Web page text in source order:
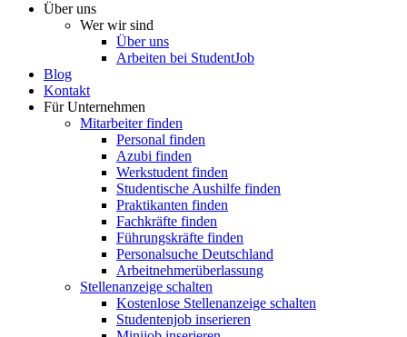
Über uns
Wer wir sind
Über uns
Arbeiten bei StudentJob
Blog
Kontakt
Für Unternehmen
Mitarbeiter finden
Personal finden
Azubi finden
Werkstudent finden
Studentische Aushilfe finden
Praktikanten finden
Fachkräfte finden
Führungskräfte finden
Personalsuche Deutschland
Arbeitnehmerüberlassung
Stellenanzeige schalten
Kostenlose Stellenanzeige schalten
Studentenjob inserieren